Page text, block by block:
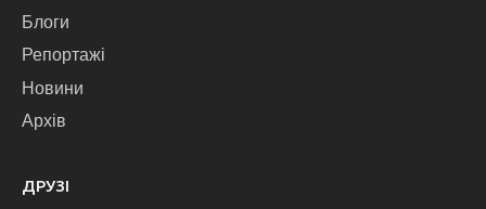
Блоги
Репортажі
Новини
Архів
ДРУЗІ